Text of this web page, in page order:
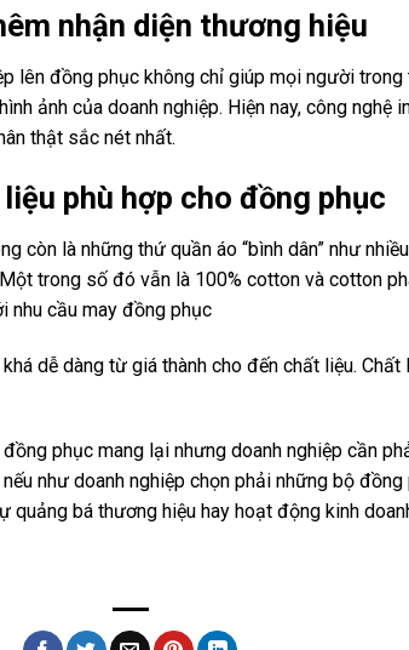
nhận diện thương hiệu
lên đồng phục không chỉ giúp mọi người
ảnh của doanh nghiệp. Hiện nay, công nghệ
thật sắc nét nhất.
phù hợp cho đồng phục
còn là những thứ quần áo “bình dân” như
trong số đó vẫn là 100% cotton và cotton
nhu cầu may đồng phục
dễ dàng từ giá thành cho đến chất liệu.
phục mang lại nhưng doanh nghiệp cần
như doanh nghiệp chọn phải những bộ
bá thương hiệu hay hoạt động kinh